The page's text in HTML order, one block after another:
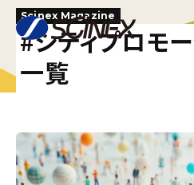
Scinex Magazine
#シティプロモ
一覧